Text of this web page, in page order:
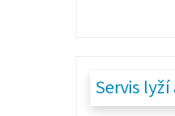
Servis lyží